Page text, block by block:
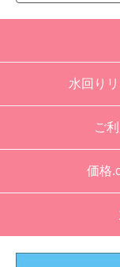
水回り
ご
価格